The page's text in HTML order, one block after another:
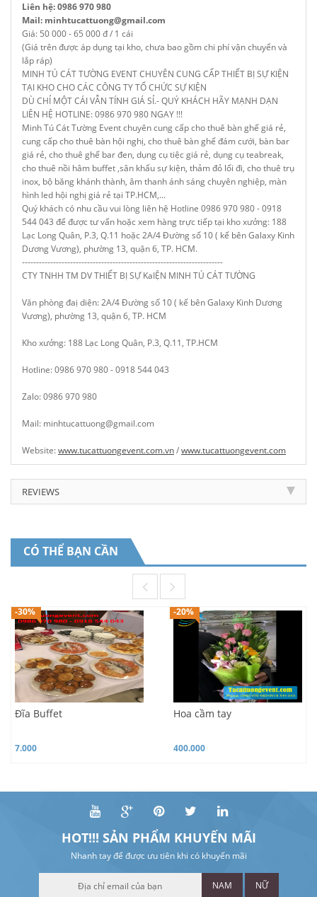
Liên hệ: 0986 970 980
Mail: minhtucattuong@gmail.com
Giá: 50 000 - 65 000 đ / 1 cái
(Giá trên được áp dụng tại kho, chưa bao gồm chi phí vận chuyển và
lắp ráp)
MINH TÚ CÁT TƯỜNG EVENT CHUYÊN CUNG CẤP THIẾT BỊ SỰ KIỆN
TẠI KHO CHO CÁC CÔNG TY TỔ CHỨC SỰ KIỆN
DÙ CHỈ MỘT CÁI VẪN TÍNH GIÁ SỈ.- QUÝ KHÁCH HÃY MẠNH DẠN
LIÊN HỆ HOTLINE: 0986 970 980 NGAY !!!
Minh Tú Cát Tường Event chuyên cung cấp cho thuê bàn ghế giá rẻ,
cung cấp cho thuê bàn hội nghị, cho thuê bàn ghế đám cưới, bàn bar
giá rẻ, cho thuê ghế bar đen, dụng cụ tiệc giá rẻ, dụng cụ teabreak,
cho thuê nồi hâm buffet ,sân khấu sự kiện, thảm đỏ lối đi, cho thuê trụ
inox, bộ băng khánh thành, âm thanh ánh sáng chuyên nghiệp, màn
hình led hội nghị giá rẻ tại TP.HCM,...
Quý khách có nhu cầu vui lòng liên hệ Hotline 0986 970 980 - 0918
544 043 để được tư vấn hoặc xem hàng trực tiếp tại kho xưởng: 188
Lạc Long Quân, P.3, Q.11 hoặc 2A/4 Đường số 10 ( kế bên Galaxy Kinh
Dương Vương), phường 13, quận 6, TP. HCM.
-----------------------------------------------------------------------
CTY TNHH TM DV THIẾT BỊ SỰ KaIỆN MINH TÚ CÁT TƯỜNG
Văn phòng đaị diện: 2A/4 Đường số 10 ( kế bên Galaxy Kinh Dương
Vương), phường 13, quận 6, TP. HCM
Kho xưởng: 188 Lạc Long Quân, P.3, Q.11, TP.HCM
Hotline: 0986 970 980 - 0918 544 043
Zalo: 0986 970 980
Mail: minhtucattuong@gmail.com
Website:www.tucattuongevent.com.vn/www.tucattuongevent.com
REVIEWS
CÓ THỂ BẠN CẦN
-30%
Đĩa Buffet
7.000
-20%
Hoa cầm tay
400.000
HOT!!! SẢN PHẨM KHUYẾN MÃI
Nhanh tay để được ưu tiên khi có khuyến mãi
NAM NỮ